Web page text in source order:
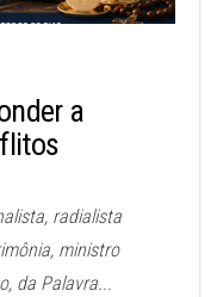
a
radialista
ministro
da Palavra...